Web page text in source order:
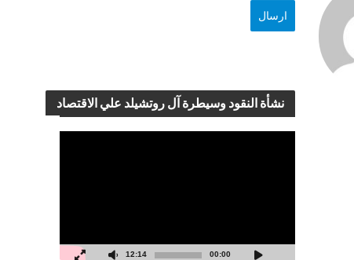
نشأة النقود وسيطرة آل روتشيلد علي الاقتصاد
00:00
12:14